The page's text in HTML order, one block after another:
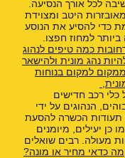
לכל אורך הנסיעה.
היטב ומצוידת
כדי להסיע את הנוסע
למחוז חפצו.
כמה טיפים לנהוג
נהג מונית ולהישאר
למקום בנוחות
כלי רכב חדישים
הנהוגים על ידי
תעודות הכשרה להסעת
כן יעילים, מיומנים
מעולה. רבים שואלים
מה כדאי מחיר או מונה?